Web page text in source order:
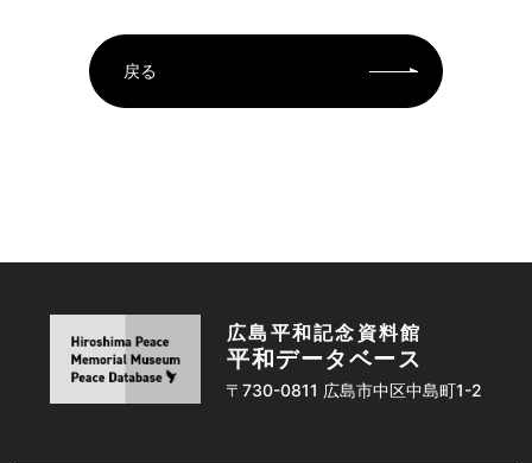
戻る
広島平和記念資料館
平和データベース
〒730-0811 広島市中区中島町1-2